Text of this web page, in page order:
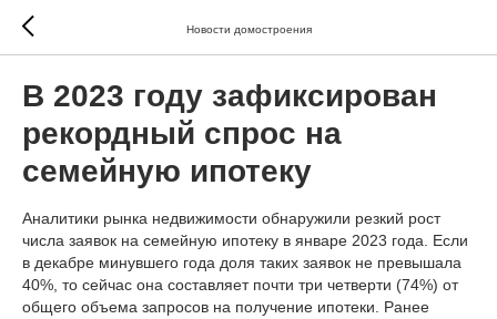
Новости домостроения
В 2023 году зафиксирован
рекордный спрос на
семейную ипотеку
Аналитики рынка недвижимости обнаружили резкий рост
числа заявок на семейную ипотеку в январе 2023 года. Если
в декабре минувшего года доля таких заявок не превышала
40%, то сейчас она составляет почти три четверти (74%) от
общего объема запросов на получение ипотеки. Ранее